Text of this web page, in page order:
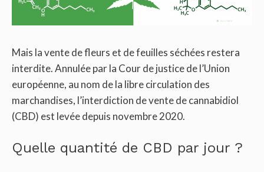
Mais la vente de fleurs et de feuilles séchées restera
interdite. Annulée par la Cour de justice de l’Union
européenne, au nom de la libre circulation des
marchandises, l’interdiction de vente de cannabidiol
(CBD) est levée depuis novembre 2020.
Quelle quantité de CBD par jour ?